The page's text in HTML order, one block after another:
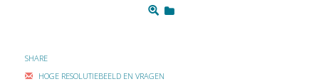
SHARE
HOGE RESOLUTIEBEELD EN VRAGEN